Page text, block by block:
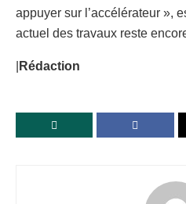
appuyer sur l’accélérateur »,
actuel des travaux reste
Rédaction